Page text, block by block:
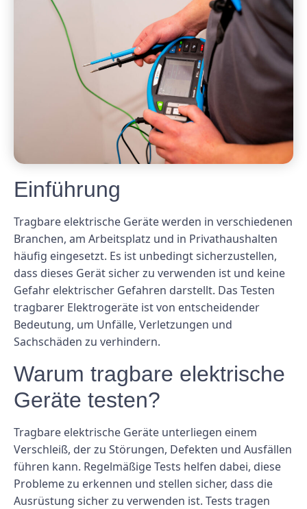
Einführung
Tragbare elektrische Geräte werden in verschiedenen
Branchen, am Arbeitsplatz und in Privathaushalten
häufig eingesetzt. Es ist unbedingt sicherzustellen,
dass dieses Gerät sicher zu verwenden ist und keine
Gefahr elektrischer Gefahren darstellt. Das Testen
tragbarer Elektrogeräte ist von entscheidender
Bedeutung, um Unfälle, Verletzungen und
Sachschäden zu verhindern.
Warum tragbare elektrische
Geräte testen?
Tragbare elektrische Geräte unterliegen einem
Verschleiß, der zu Störungen, Defekten und Ausfällen
führen kann. Regelmäßige Tests helfen dabei, diese
Probleme zu erkennen und stellen sicher, dass die
Ausrüstung sicher zu verwenden ist. Tests tragen